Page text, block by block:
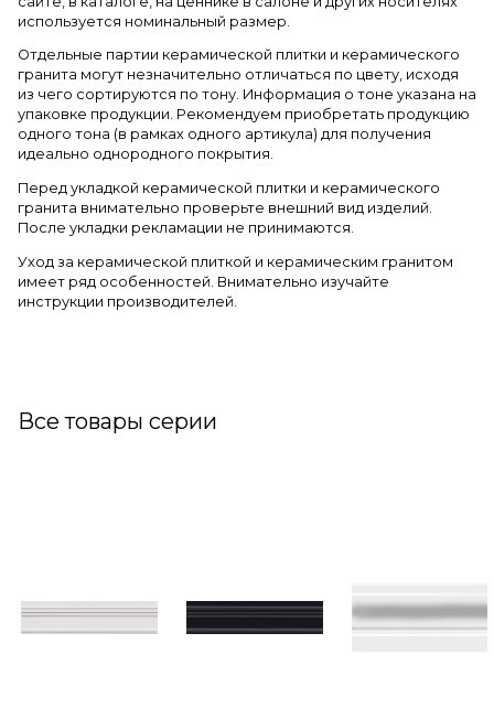
используется номинальный размер.
Отдельные партии керамической плитки и керамического
гранита могут незначительно отличаться по цвету, исходя
из чего сортируются по тону. Информация о тоне указана на
упаковке продукции. Рекомендуем приобретать продукцию
одного тона (в рамках одного артикула) для получения
идеально однородного покрытия.
Перед укладкой керамической плитки и керамического
гранита внимательно проверьте внешний вид изделий.
После укладки рекламации не принимаются.
Уход за керамической плиткой и керамическим гранитом
имеет ряд особенностей. Внимательно изучайте
инструкции производителей.
Все товары серии